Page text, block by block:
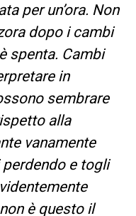
per un’ora. Non
dopo i cambi
spenta. Cambi
in
sembrare
alla
vanamente
e togli
è questo il